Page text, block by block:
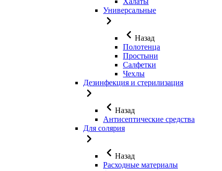
Универсальные
Назад
Полотенца
Простыни
Салфетки
Чехлы
Дезинфекция и стерилизация
Назад
Антисептические средства
Для солярия
Назад
Расходные материалы